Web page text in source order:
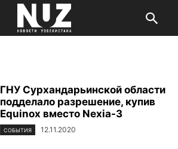
ГНУ Сурхандарьинской области
подделало разрешение, купив
Equinox вместо Nexia-3
СОБЫТИЯ 12.11.2020